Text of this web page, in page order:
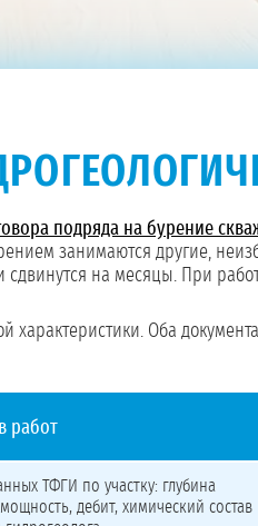
подряда на бурение
занимаются другие,
на месяцы. При
характеристики. Оба
работ
ТФГИ по участку: глубина
дебит, химический состав